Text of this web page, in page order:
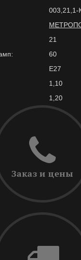
003,21,1-
21
60
Е27
1,10
1,20
Заказ и цены